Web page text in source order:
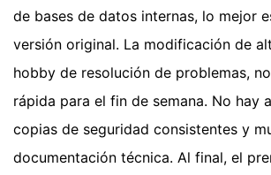
de bases de datos internas, lo mejor
versión original. La modificación de
hobby de resolución de problemas,
rápida para el fin de semana. No hay
copias de seguridad consistentes y
documentación técnica. Al final, el